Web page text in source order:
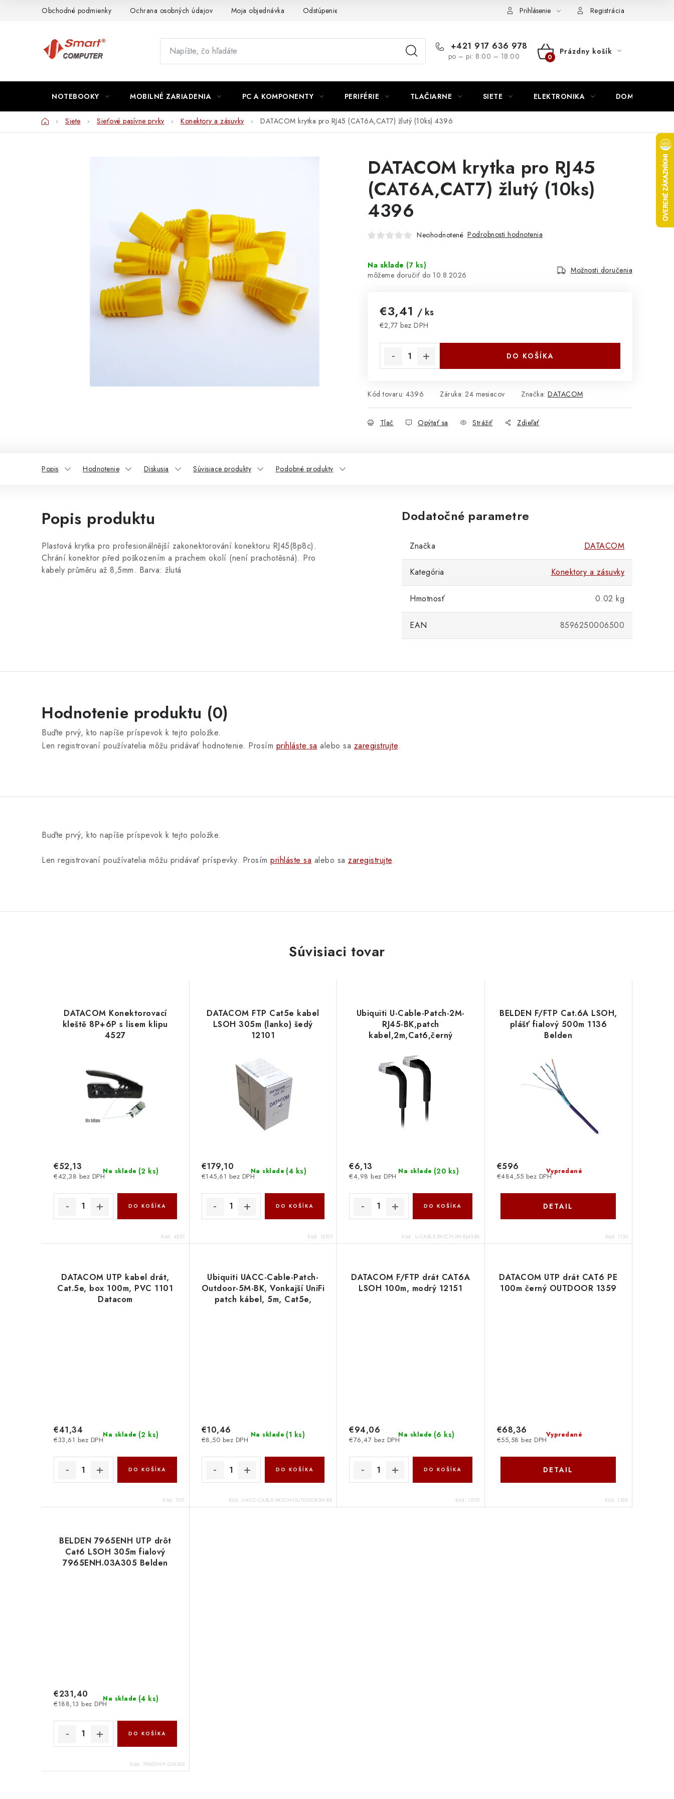
Obchodné podmienky Ochrana osobných údajov Moja objednávka Odstúpenie od zmluvy Napíšte námPrihlásenie Registrácia
+421 917 636 978
po – pi: 8:00 – 18:00
NÁKUPNÝ
Prázdny košík
NOTEBOOKY MOBILNÉ ZARIADENIA PC A KOMPONENTY PERIFÉRIE TLAČIARNE SIETE ELEKTRONIKA DOMÁCNOSŤ
DomovSiete Sieťové pasívne prvky Konektory a zásuvky DATACOM krytka pro RJ45 (CAT6A,CAT7) žlutý (10ks) 4396
DATACOM krytka pro RJ45
(CAT6A,CAT7) žlutý (10ks)
4396
Neohodnotené Podrobnosti hodnotenia
Na sklade (7 ks)
10.8.2026
Možnosti doručenia
€3,41 / ks
€2,77 bez DPH
DO KOŠÍKA
Kód tovaru: 4396 Záruka: 24 mesiacov Značka: DATACOM
Tlač Opýtať sa Strážiť Zdieľať
Popis Hodnotenie Diskusia Súvisiace produkty Podobné produkty
Popis produktu
Plastová krytka pro profesionálnější zakonektorování konektoru RJ45(8p8c).
Chrání konektor před poškozením a prachem okolí (není prachotěsná). Pro
kabely průměru až 8,5mm. Barva: žlutá
Dodatočné parametre
Značka DATACOM
Kategória Konektory a zásuvky
Hmotnosť 0.02 kg
EAN 8596250006500
Hodnotenie produktu (0)
Buďte prvý, kto napíše príspevok k tejto položke.
Len registrovaní používatelia môžu pridávať hodnotenie. Prosím prihláste sa alebo sa zaregistrujte.
Buďte prvý, kto napíše príspevok k tejto položke.
Len registrovaní používatelia môžu pridávať príspevky. Prosím prihláste sa alebo sa zaregistrujte.
Súvisiaci tovar
DATACOM Konektorovací
kleště 8P+6P s lisem klipu
4527
Na sklade (2 ks)
€42,38 bez DPH
€52,13
DO KOŠÍKA
Kód: 4527
DATACOM FTP Cat5e kabel
LSOH 305m (lanko) šedý
12101
Na sklade (4 ks)
€145,61 bez DPH
€179,10
DO KOŠÍKA
Kód: 12101
Ubiquiti U-Cable-Patch-2M-
RJ45-BK,patch
kabel,2m,Cat6,černý
Na sklade (20 ks)
€4,98 bez DPH
€6,13
DO KOŠÍKA
Kód: U-CABLE-PATCH-2M-RJ45-BK
BELDEN F/FTP Cat.6A LSOH,
plášť fialový 500m 1136
Belden
Vypredané
€484,55 bez DPH
€596
DETAIL
Kód: 1136
DATACOM UTP kabel drát,
Cat.5e, box 100m, PVC 1101
Datacom
Na sklade (2 ks)
€33,61 bez DPH
€41,34
DO KOŠÍKA
Kód: 1101
Ubiquiti UACC-Cable-Patch-
Outdoor-5M-BK, Vonkajší UniFi
patch kábel, 5m, Cat5e,
Na sklade (1 ks)
€8,50 bez DPH
€10,46
DO KOŠÍKA
Kód: UACC-CABLE-PATCH-OUTDOOR-5M-BK
DATACOM F/FTP drát CAT6A
LSOH 100m, modrý 12151
Na sklade (6 ks)
€76,47 bez DPH
€94,06
DO KOŠÍKA
Kód: 12151
DATACOM UTP drát CAT6 PE
100m černý OUTDOOR 1359
Vypredané
€55,58 bez DPH
€68,36
DETAIL
Kód: 1359
BELDEN 7965ENH UTP drôt
Cat6 LSOH 305m fialový
7965ENH.03A305 Belden
Na sklade (4 ks)
€188,13 bez DPH
€231,40
DO KOŠÍKA
Kód: 7965ENH.03A305